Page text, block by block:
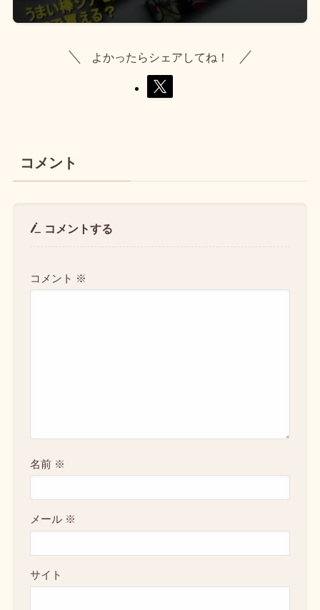
よかったらシェアしてね！
コメント
コメントする
コメント ※
名前 ※
メール ※
サイト